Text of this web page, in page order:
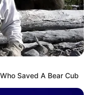
Saved A Bear Cub